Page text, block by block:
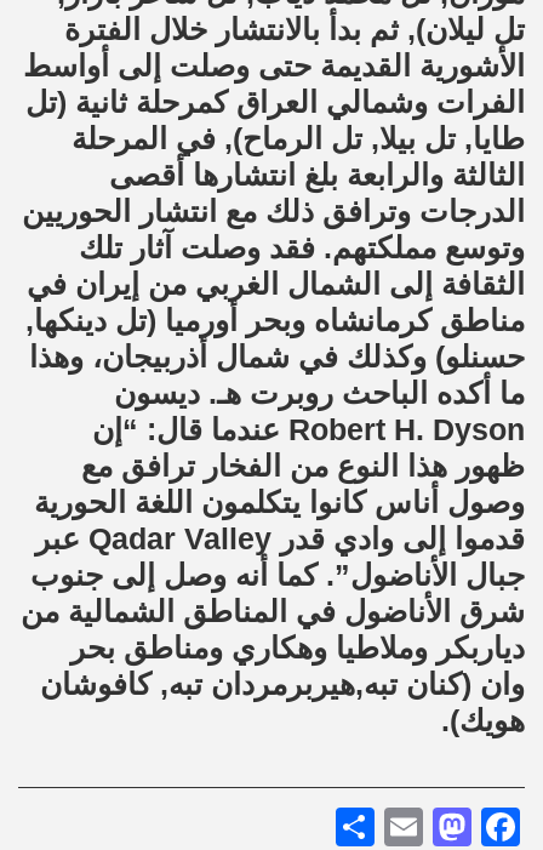
تل ليلان), ثم بدأ بالانتشار خلال الفترة
الأشورية القديمة حتى وصلت إلى أواسط
الفرات وشمالي العراق كمرحلة ثانية (تل
طايا, تل بيلا, تل الرماح), في المرحلة
الثالثة والرابعة بلغ انتشارها أقصى
الدرجات وترافق ذلك مع انتشار الحوريين
وتوسع مملكتهم. فقد وصلت آثار تلك
الثقافة إلى الشمال الغربي من إيران في
مناطق كرمانشاه وبحر أورميا (تل دينكها,
حسنلو) وكذلك في شمال أذربيجان، وهذا
ما أكده الباحث روبرت هـ. ديسون
Robert H. Dyson عندما قال: “إن
ظهور هذا النوع من الفخار ترافق مع
وصول أناس كانوا يتكلمون اللغة الحورية
قدموا إلى وادي قدر Qadar Valley عبر
جبال الأناضول”. كما أنه وصل إلى جنوب
شرق الأناضول في المناطق الشمالية من
دياربكر وملاطيا وهكاري ومناطق بحر
وان (كنان تبه,هيربرمردان تبه, كافوشان
هويك).
Facebook
Mastodon
Email